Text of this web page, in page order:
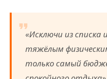
«Исключи из списка
тяжёлым
только самый